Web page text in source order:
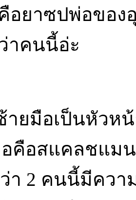
อยาซปพ่อของ
าคนนี้อ่ะ
ายมือเป็นหัวห
คือสแคลชแม
า 2 คนนี้มีควา